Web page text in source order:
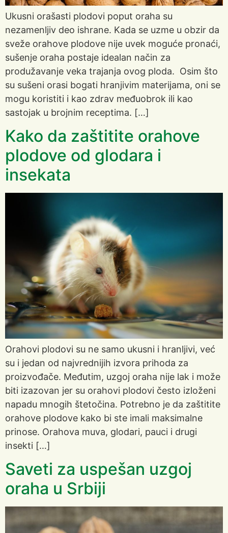
Ukusni orašasti plodovi poput oraha su
nezamenljiv deo ishrane. Kada se uzme u obzir da
sveže orahove plodove nije uvek moguće pronaći,
sušenje oraha postaje idealan način za
produžavanje veka trajanja ovog ploda. Osim što
su sušeni orasi bogati hranjivim materijama, oni se
mogu koristiti i kao zdrav međuobrok ili kao
sastojak u brojnim receptima. […]
Kako da zaštitite orahove
plodove od glodara i
insekata
Orahovi plodovi su ne samo ukusni i hranljivi, već
su i jedan od najvrednijih izvora prihoda za
proizvođače. Međutim, uzgoj oraha nije lak i može
biti izazovan jer su orahovi plodovi često izloženi
napadu mnogih štetočina. Potrebno je da zaštitite
orahove plodove kako bi ste imali maksimalne
prinose. Orahova muva, glodari, pauci i drugi
insekti […]
Saveti za uspešan uzgoj
oraha u Srbiji